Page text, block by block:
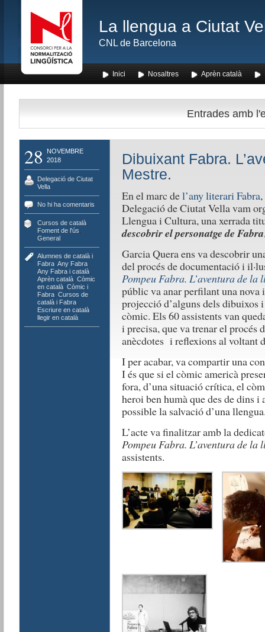
La llengua a Ciutat
CNL de Barcelona
Inici Nosaltres Aprèn català
Entrades amb
28
NOVEMBRE
2018
Delegació de Ciutat
Vella
No hi ha comentaris
Cursos de català,
Foment de l'ús
General
Alumnes de català i
Fabra, Any Fabra,
Any Fabra i català,
Aprèn català, Còmic
en català, Còmic i
Fabra, Cursos de
català i Fabra,
Escriure en català,
llegir en català
Dibuixant Fabra.
Mestre.
En el marc del’any literari Fabra,
Delegació de Ciutat Vella vam
Llengua i Cultura, una xerrada
descobrir el personatge de Fabra
Garcia Quera ens va descobrir
del procés de documentació i
Pompeu Fabra. L’aventura de la
públic va anar perfilant una nova
projecció d’alguns dels dibuixos
còmic. Els 60 assistents van
i precisa, que va trenar el procés
anècdotes i reflexions al voltant
I per acabar, va compartir una
I és que si el còmic americà
fora, d’una situació crítica, el
heroi ben humà que des de dins
possible la salvació d’una
L’acte va finalitzar amb la
Pompeu Fabra. L’aventura de la
assistents.